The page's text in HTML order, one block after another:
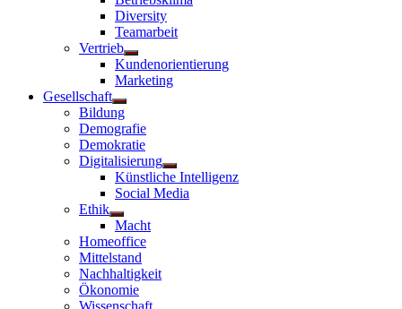
Diversity
Teamarbeit
Vertrieb
Untermenü
anzeigen
Kundenorientierung
Marketing
Gesellschaft
Untermenü
anzeigen
Bildung
Demografie
Demokratie
Digitalisierung
Untermenü
anzeigen
Künstliche Intelligenz
Social Media
Ethik
Untermenü
anzeigen
Macht
Homeoffice
Mittelstand
Nachhaltigkeit
Ökonomie
Wissenschaft